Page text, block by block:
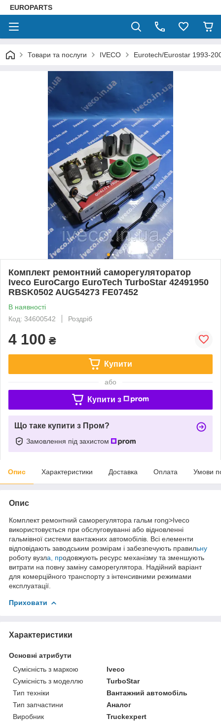
EUROPARTS
Товари та послуги IVECO Eurotech/Eurostar 1993-
Комплект ремонтний саморегуляторатор
Iveco EuroCargo EuroTech TurboStar 42491950
RBSK0502 AUG54273 FE07452
В наявності
Код: 34600542
Роздріб
4 100 ₴
Купити
або
Купити з
Що таке купити з Пром?
Замовлення під захистом
Опис Характеристики Доставка Оплата Умови
Опис
Комплект ремонтний саморегулятора гальм rong>Iveco
використовується при обслуговуванні або відновленні
гальмівної системи вантажних автомобілів. Всі елементи
відповідають заводським розмірам і забезпечують правильну
роботу вузла, продовжують ресурс механізму та зменшують
витрати на повну заміну саморегулятора. Надійний варіант
для комерційного транспорту з інтенсивними режимами
експлуатації.
Приховати
Характеристики
Основні атрибути
Сумісність з маркою
Iveco
Сумісність з моделлю
TurboStar
Тип техніки
Вантажний автомобіль
Тип запчастини
Аналог
Виробник
Truckexpert